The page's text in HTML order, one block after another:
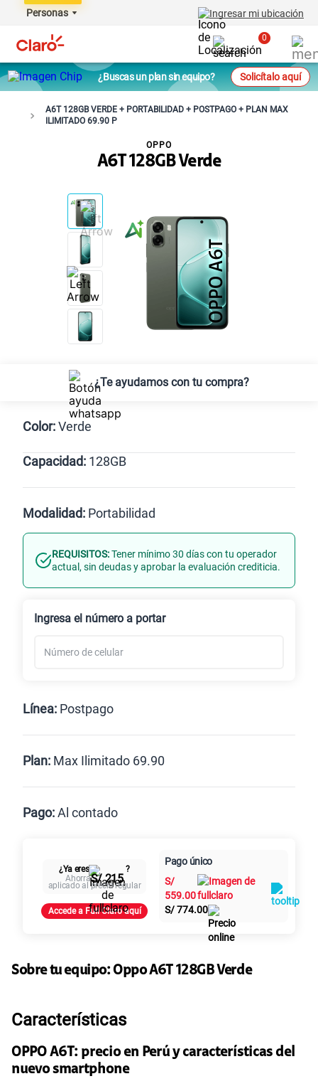
Personas Ingresar mi ubicación
0
¿Buscas un plan sin equipo? Solicítalo aquí
A6T 128GB VERDE + PORTABILIDAD + POSTPAGO + PLAN MAX
ILIMITADO 69.90 P
A6T 128GB Verde
OPPO
¿Te ayudamos con tu compra?
Color:Verde
Verde
Capacidad: 128GB
128GB
Modalidad: Portabilidad
Línea Nueva Portabilidad
REQUISITOS:Tener mínimo 30 días con tu operador
actual, sin deudas y aprobar la evaluación crediticia.
Ingresa el número a portar
Línea: Postpago
Postpago
Plan: Max Ilimitado 69.90
Paga solo
125GBen alta velocidad
79.90
Paga solo
S/95.90
Ver más planes
Pago:Al contado
Al contado Cuotas Claro
intereses
¿Ya eres
?
AhorraS/ 215
aplicado al precio regular
Accede a Full Claro aquí
Pago único
S/
559.00
S/774.00
Sobre tu equipo:OppoA6T 128GB Verde
Características
OPPO A6T: precio en Perú y características del
nuevo smartphone